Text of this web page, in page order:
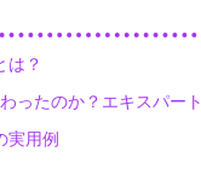
は？
ったのか？エキスパー
実用例